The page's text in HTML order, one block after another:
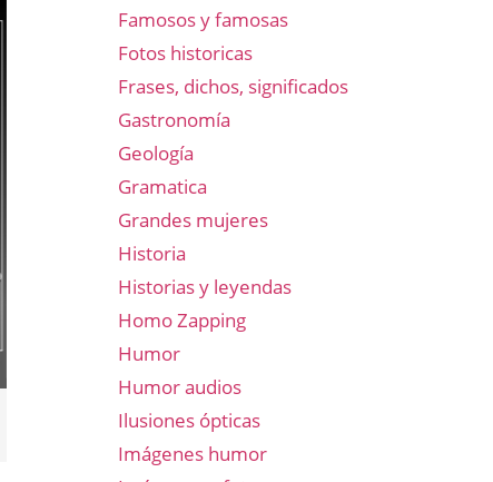
Famosos y famosas
Fotos historicas
Frases, dichos, significados
Gastronomía
Geología
Gramatica
Grandes mujeres
Historia
Historias y leyendas
Homo Zapping
Humor
Humor audios
Ilusiones ópticas
Imágenes humor